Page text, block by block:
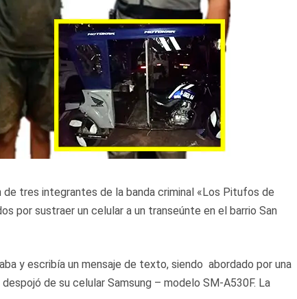
tres integrantes de la banda criminal «Los Pitufos de
por sustraer un celular a un transeúnte en el barrio San
y escribía un mensaje de texto, siendo abordado por una
de su celular Samsung – modelo SM-A530F. La